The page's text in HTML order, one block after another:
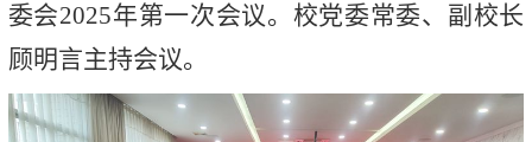
委会2025年第一次会议。校党委常委、副校长
顾明言主持会议。